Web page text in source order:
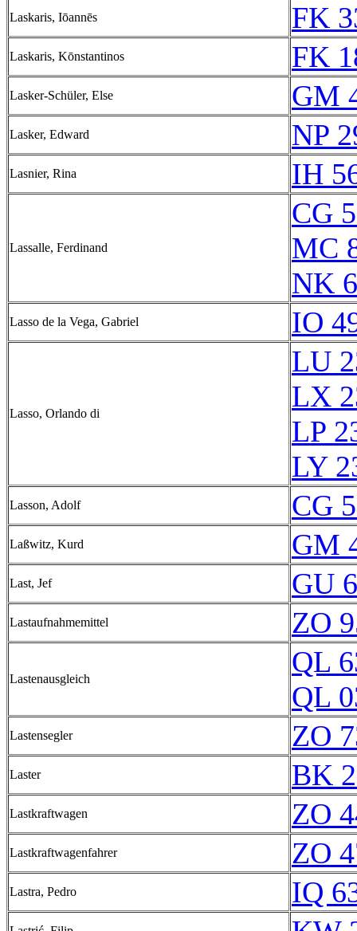
Laskaris, Iōannēs FK
Laskaris, Kōnstantinos FK
Lasker-Schüler, Else GM
Lasker, Edward NP
Lasnier, Rina IH
Lassalle, Ferdinand
CG
MC
NK
Lasso de la Vega, Gabriel IO
Lasso, Orlando di
LU
LX
LP
LY
Lasson, Adolf CG
Laßwitz, Kurd GM
Last, Jef GU
Lastaufnahmemittel ZO
Lastenausgleich
QL
QL
Lastensegler ZO
Laster BK
Lastkraftwagen ZO
Lastkraftwagenfahrer ZO
Lastra, Pedro IQ